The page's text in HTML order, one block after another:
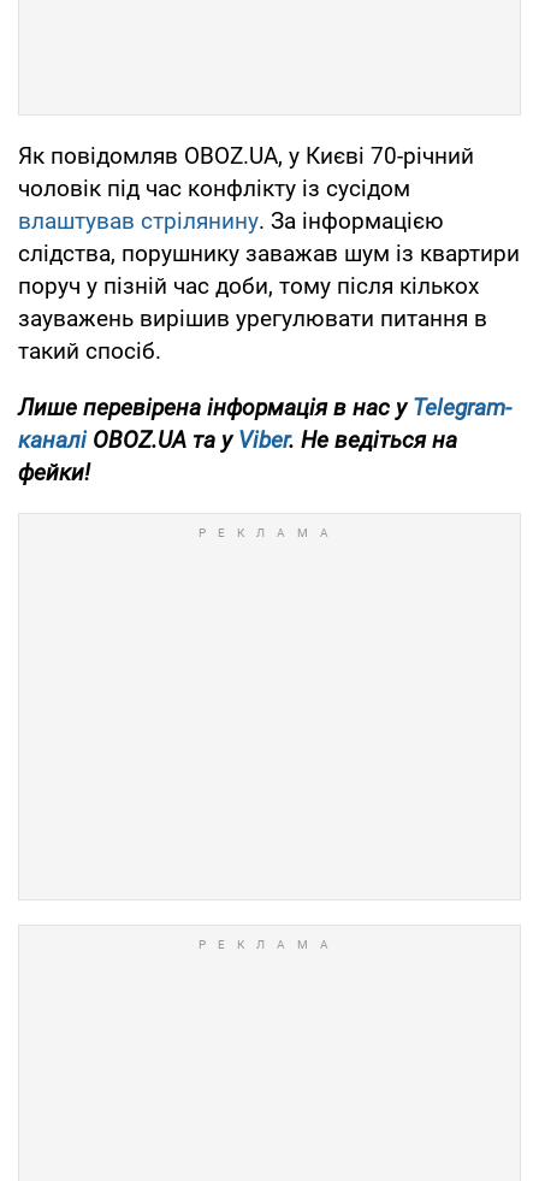
Як повідомляв OBOZ.UA, у Києві 70-річний
чоловік під час конфлікту із сусідом
влаштував стрілянину. За інформацією
слідства, порушнику заважав шум із квартири
поруч у пізній час доби, тому після кількох
зауважень вирішив урегулювати питання в
такий спосіб.
Лише перевірена інформація в нас уTelegram-
каналіOBOZ.UA та уViber. Не ведіться на
фейки!